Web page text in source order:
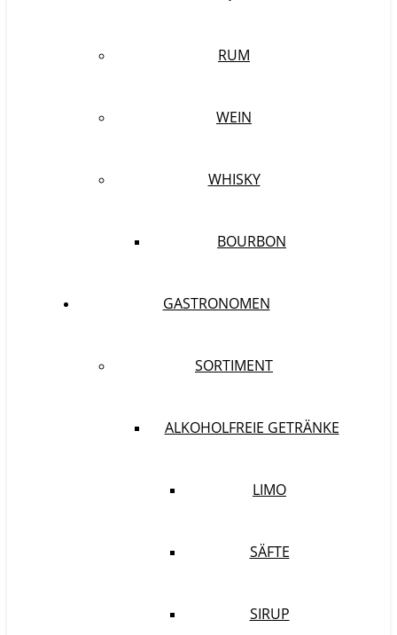
RUM
WEIN
WHISKY
BOURBON
GASTRONOMEN
SORTIMENT
ALKOHOLFREIE GETRÄNKE
LIMO
SÄFTE
SIRUP